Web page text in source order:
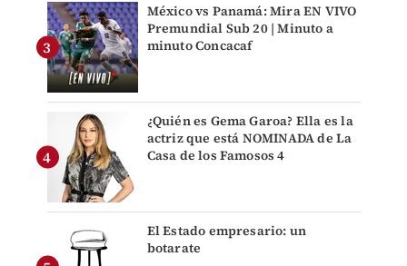
México vs Panamá: Mira EN VIVO
Premundial Sub 20 | Minuto a
minuto Concacaf
¿Quién es Gema Garoa? Ella es la
actriz que está NOMINADA de La
Casa de los Famosos 4
El Estado empresario: un
botarate